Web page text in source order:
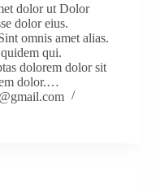
dolor ut Dolor
dolor eius.
omnis amet alias.
qui.
dolorem dolor sit
dolor.…